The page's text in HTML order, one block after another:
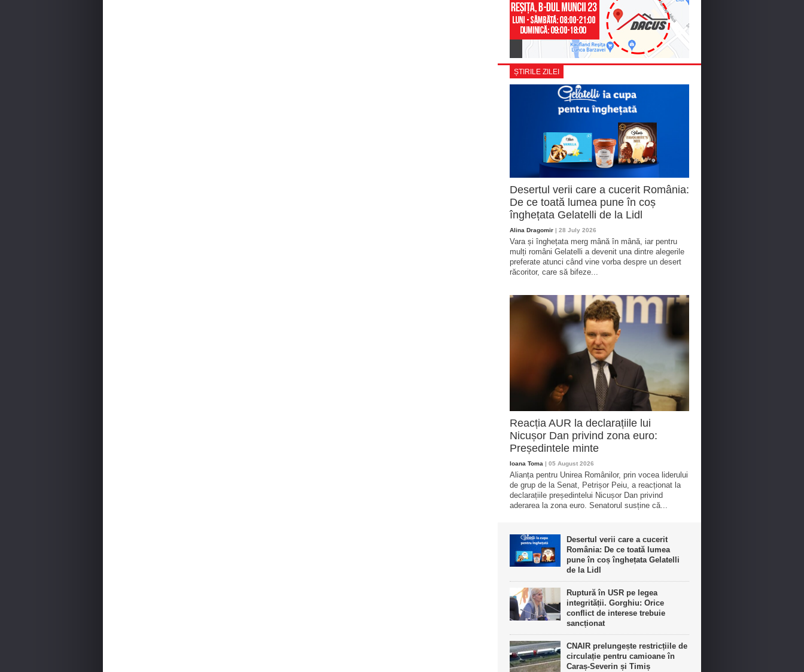
ȘTIRILE ZILEI
Desertul verii care a cucerit România:
De ce toată lumea pune în coș
înghețata Gelatelli de la Lidl
Alina Dragomir | 28 July 2026
Vara și înghețata merg mână în mână, iar pentru
mulți români Gelatelli a devenit una dintre alegerile
preferate atunci când vine vorba despre un desert
răcoritor, care să bifeze...
Reacția AUR la declarațiile lui
Nicușor Dan privind zona euro:
Președintele minte
Ioana Toma | 05 August 2026
Alianța pentru Unirea Românilor, prin vocea liderului
de grup de la Senat, Petrișor Peiu, a reacționat la
declarațiile președintelui Nicușor Dan privind
aderarea la zona euro. Senatorul susține că...
Desertul verii care a cucerit
România: De ce toată lumea
pune în coș înghețata Gelatelli
de la Lidl
Ruptură în USR pe legea
integrității. Gorghiu: Orice
conflict de interese trebuie
sancționat
CNAIR prelungește restricțiile de
circulație pentru camioane în
Caraș-Severin și Timiș